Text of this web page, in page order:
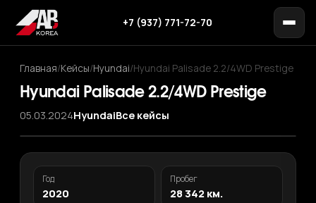
+7 (937) 771-72-70
Главная/Кейсы/Hyundai/Hyundai Palisade 2.2/4WD Prestige
Hyundai Palisade 2.2/4WD Prestige
05.03.2024HyundaiВсе кейсы
Год
2020
Пробег
28 342 км.